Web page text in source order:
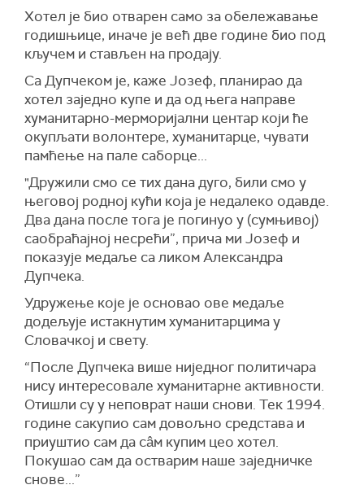
Хотел је био отварен само за обележавање
годишњице, иначе је већ две године био под
кључем и стављен на продају.
Са Дупчеком је, каже Јозеф, планирао да
хотел заједно купе и да од њега направе
хуманитарно-мерморијални центар који ће
окупљати волонтере, хуманитарце, чувати
памћење на пале саборце...
"Дружили смо се тих дана дуго, били смо у
његовој родној кући која је недалеко одавде.
Два дана после тога је погинуо у (сумњивој)
саобраћајној несрећи”, прича ми Јозеф и
показује медаље са ликом Александра
Дупчека.
Удружење које је основао ове медаље
додељује истакнутим хуманитарцима у
Словачкој и свету.
“После Дупчека више ниједног политичара
нису интересовале хуманитарне активности.
Отишли су у неповрат наши снови. Тек 1994.
године сакупио сам довољно средстава и
приуштио сам да сâм купим цео хотел.
Покушао сам да остварим наше заједничке
снове...”